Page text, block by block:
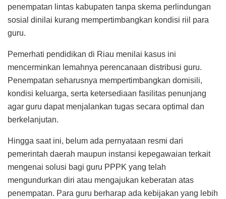
penempatan lintas kabupaten tanpa skema perlindungan
sosial dinilai kurang mempertimbangkan kondisi riil para
guru.
Pemerhati pendidikan di Riau menilai kasus ini
mencerminkan lemahnya perencanaan distribusi guru.
Penempatan seharusnya mempertimbangkan domisili,
kondisi keluarga, serta ketersediaan fasilitas penunjang
agar guru dapat menjalankan tugas secara optimal dan
berkelanjutan.
Hingga saat ini, belum ada pernyataan resmi dari
pemerintah daerah maupun instansi kepegawaian terkait
mengenai solusi bagi guru PPPK yang telah
mengundurkan diri atau mengajukan keberatan atas
penempatan. Para guru berharap ada kebijakan yang lebih